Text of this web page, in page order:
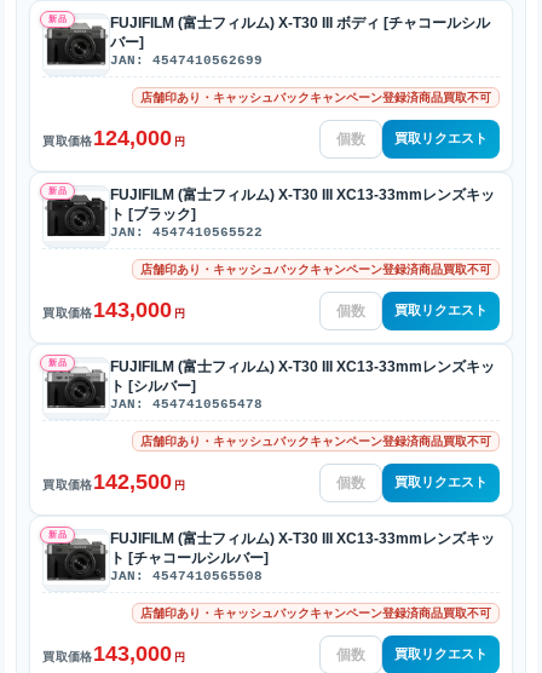
新品
FUJIFILM (富士フィルム) X-T30 III ボディ [チャコールシル
バー]
JAN: 4547410562699
店舗印あり・キャッシュバックキャンペーン登録済商品買取不可
買取価格124,000 円 買取リクエスト
新品
FUJIFILM (富士フィルム) X-T30 III XC13-33mmレンズキッ
ト [ブラック]
JAN: 4547410565522
店舗印あり・キャッシュバックキャンペーン登録済商品買取不可
買取価格143,000 円 買取リクエスト
新品
FUJIFILM (富士フィルム) X-T30 III XC13-33mmレンズキッ
ト [シルバー]
JAN: 4547410565478
店舗印あり・キャッシュバックキャンペーン登録済商品買取不可
買取価格142,500 円 買取リクエスト
新品
FUJIFILM (富士フィルム) X-T30 III XC13-33mmレンズキッ
ト [チャコールシルバー]
JAN: 4547410565508
店舗印あり・キャッシュバックキャンペーン登録済商品買取不可
買取価格143,000 円 買取リクエスト